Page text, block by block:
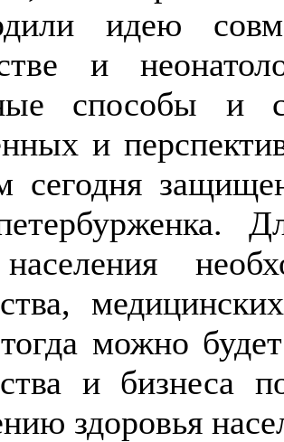
идею
и
способы и
и
сегодня
можно
и бизнеса
здоровья